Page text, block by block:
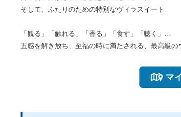
そして、ふたりのための特別なヴィラスイート
「観る」「触れる」「香る」「食す」「聴く」…
五感を解き放ち、至福の時に満たされる、最高級の
マ